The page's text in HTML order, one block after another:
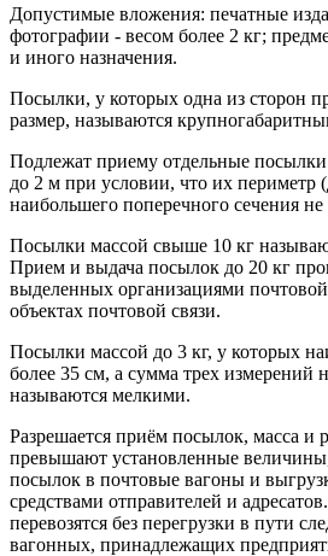
Допустимые вложения: печатные
фотографии - весом более 2 кг;
и иного назначения.
Посылки, у которых одна из сторон
размер, называются
Подлежат приему отдельные
до 2 м при условии, что их периметр
наибольшего поперечного сечения
Посылки массой свыше 10 кг
Прием и выдача посылок до 20 кг
выделенных организациями почтовой
объектах почтовой связи.
Посылки массой до 3 кг, у которых
более 35 см, а сумма трех измерений
называются мелкими.
Разрешается приём посылок, масса и
превышают установленные
посылок в почтовые вагоны и
средствами отправителей и
перевозятся без перегрузки в пути
вагонных, принадлежащих